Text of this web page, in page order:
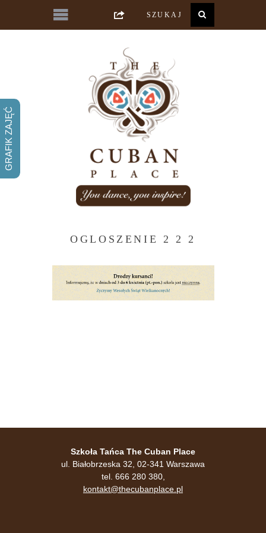
OGLOSZENIE 2 2 2
Szkoła Tańca The Cuban Place
ul. Białobrzeska 32, 02-341 Warszawa
tel. 666 280 380,
kontakt@thecubanplace.pl
GRAFIK ZAJĘĆ